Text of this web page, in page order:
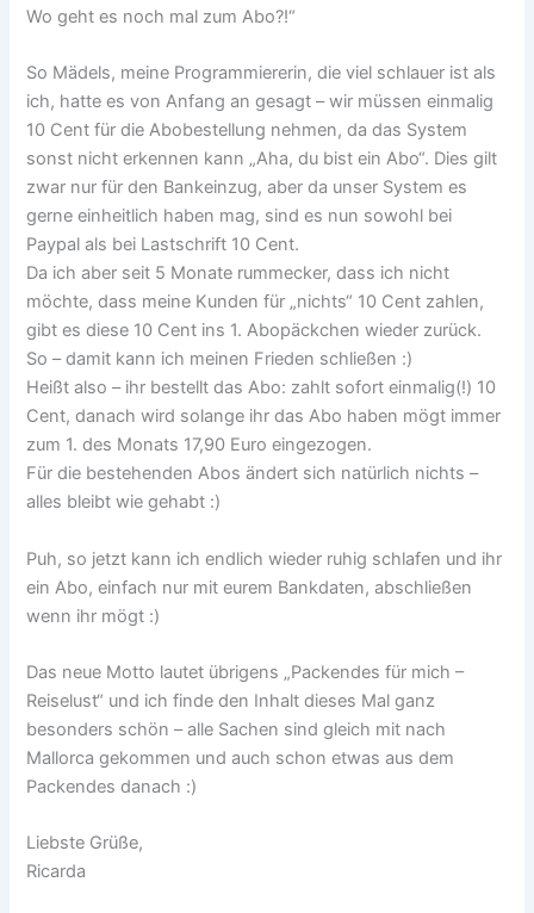
Wo geht es noch mal zum Abo?!“
So Mädels, meine Programmiererin, die viel schlauer ist als
ich, hatte es von Anfang an gesagt – wir müssen einmalig
10 Cent für die Abobestellung nehmen, da das System
sonst nicht erkennen kann „Aha, du bist ein Abo“. Dies gilt
zwar nur für den Bankeinzug, aber da unser System es
gerne einheitlich haben mag, sind es nun sowohl bei
Paypal als bei Lastschrift 10 Cent.
Da ich aber seit 5 Monate rummecker, dass ich nicht
möchte, dass meine Kunden für „nichts“ 10 Cent zahlen,
gibt es diese 10 Cent ins 1. Abopäckchen wieder zurück.
So – damit kann ich meinen Frieden schließen :)
Heißt also – ihr bestellt das Abo: zahlt sofort einmalig(!) 10
Cent, danach wird solange ihr das Abo haben mögt immer
zum 1. des Monats 17,90 Euro eingezogen.
Für die bestehenden Abos ändert sich natürlich nichts –
alles bleibt wie gehabt :)
Puh, so jetzt kann ich endlich wieder ruhig schlafen und ihr
ein Abo, einfach nur mit eurem Bankdaten, abschließen
wenn ihr mögt :)
Das neue Motto lautet übrigens „Packendes für mich –
Reiselust“ und ich finde den Inhalt dieses Mal ganz
besonders schön – alle Sachen sind gleich mit nach
Mallorca gekommen und auch schon etwas aus dem
Packendes danach :)
Liebste Grüße,
Ricarda